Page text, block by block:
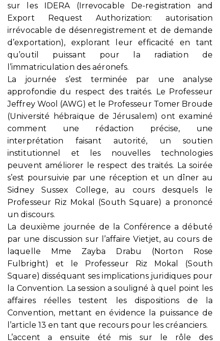
sur les IDERA (Irrevocable De-registration and
Export Request Authorization: autorisation
irrévocable de désenregistrement et de demande
d’exportation), explorant leur efficacité en tant
qu’outil puissant pour la radiation de
l’immatriculation des aéronefs.
La journée s’est terminée par une analyse
approfondie du respect des traités. Le Professeur
Jeffrey Wool (AWG) et le Professeur Tomer Broude
(Université hébraïque de Jérusalem) ont examiné
comment une rédaction précise, une
interprétation faisant autorité, un soutien
institutionnel et les nouvelles technologies
peuvent améliorer le respect des traités. La soirée
s’est poursuivie par une réception et un dîner au
Sidney Sussex College, au cours desquels le
Professeur Riz Mokal (South Square) a prononcé
un discours.
La deuxième journée de la Conférence a débuté
par une discussion sur l’affaire Vietjet, au cours de
laquelle Mme Zayba Drabu (Norton Rose
Fulbright) et le Professeur Riz Mokal (South
Square) disséquant ses implications juridiques pour
la Convention. La session a souligné à quel point les
affaires réelles testent les dispositions de la
Convention, mettant en évidence la puissance de
l’article 13 en tant que recours pour les créanciers.
L’accent a ensuite été mis sur le rôle des